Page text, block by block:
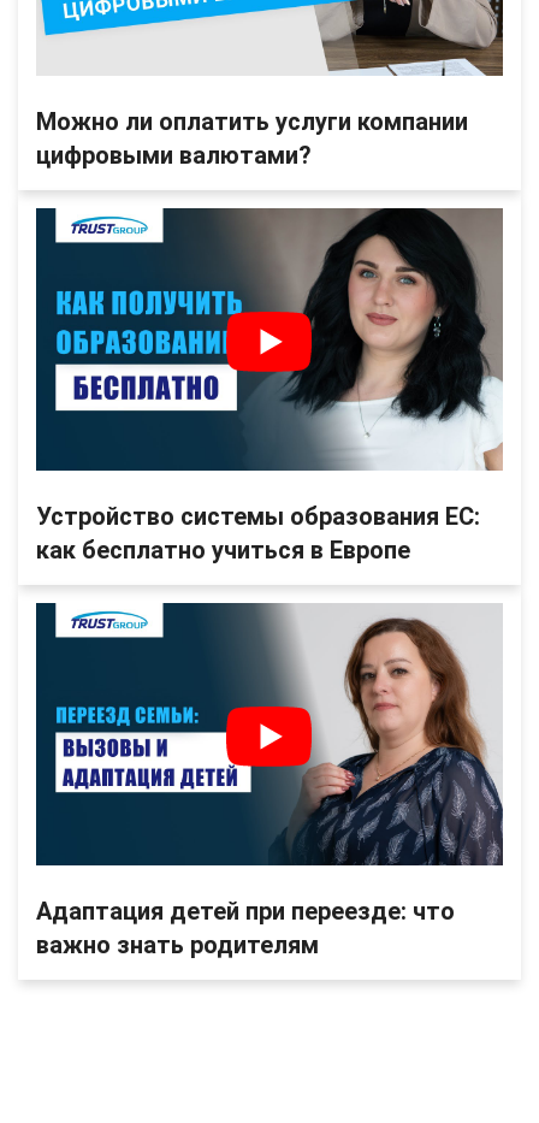
Можно ли оплатить услуги компании
цифровыми валютами?
Устройство системы образования ЕС:
как бесплатно учиться в Европе
Адаптация детей при переезде: что
важно знать родителям